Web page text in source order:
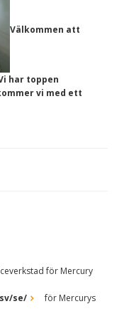
Välkommen att
har toppen
vi med ett
för Mercury
se/
för Mercurys